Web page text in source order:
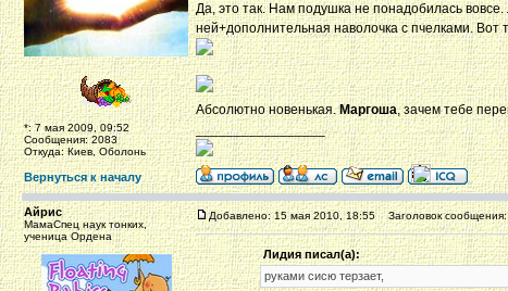
*: 7 мая 2009, 09:52
Сообщения: 2083
Откуда: Киев, Оболонь
Да, это так. Нам подушка не понадобилась
ней+дополнительная наволочка с пчелками. Вот
Абсолютно новенькая.Маргоша, зачем тебе
_________________
Вернуться к началу
Айрис
МамаСпец наук тонких,
ученица Ордена
Добавлено: 15 мая 2010, 18:55 Заголовок сообщения:
Лидия писал(а):
руками сисю терзает,